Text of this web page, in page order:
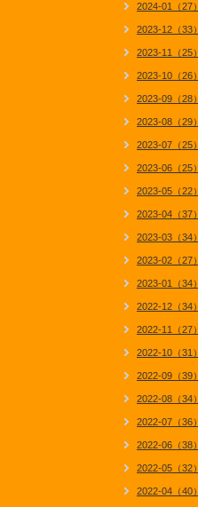
2024-01（27）
2023-12（33）
2023-11（25）
2023-10（26）
2023-09（28）
2023-08（29）
2023-07（25）
2023-06（25）
2023-05（22）
2023-04（37）
2023-03（34）
2023-02（27）
2023-01（34）
2022-12（34）
2022-11（27）
2022-10（31）
2022-09（39）
2022-08（34）
2022-07（36）
2022-06（38）
2022-05（32）
2022-04（40）